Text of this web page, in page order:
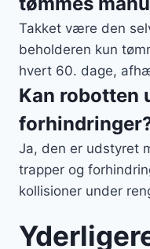
Takket være den
beholderen kun
hvert 60. dage,
Kan robotten
Ja, den er udstyret
trapper og
kollisioner under